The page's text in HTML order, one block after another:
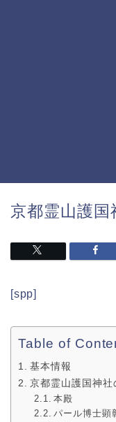
京都霊山護国
[spp]
Table of
基本情報
京都霊山護国神社
本殿
パール博士顕